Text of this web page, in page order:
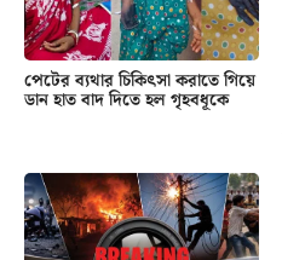
পেটের ব্যথার চিকিৎসা করাতে গিয়ে
ডান হাত বাদ দিতে হল গৃহবধূকে